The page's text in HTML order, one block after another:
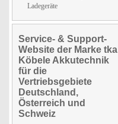
Ladegeräte
Service- & Support-
Website der Marke tka
Köbele Akkutechnik
für die
Vertriebsgebiete
Deutschland,
Österreich und
Schweiz